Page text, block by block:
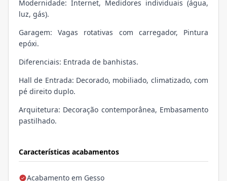
Características acabamentos
Acabamento em Gesso
Modernidade: Internet, Medidores individuais (água,
luz, gás).
Garagem: Vagas rotativas com carregador, Pintura
epóxi.
Diferenciais: Entrada de banhistas.
Hall de Entrada: Decorado, mobiliado, climatizado, com
pé direito duplo.
Arquitetura: Decoração contemporânea, Embasamento
pastilhado.